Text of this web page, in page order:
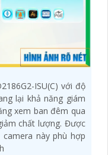
ISU(C) với độ
lại khả năng giám
xem ban đêm qua
chất lượng. Được
này phù hợp